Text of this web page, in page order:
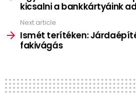
kicsalni a bankkártyáink
Next article
Ismét terítéken:
fakivágás